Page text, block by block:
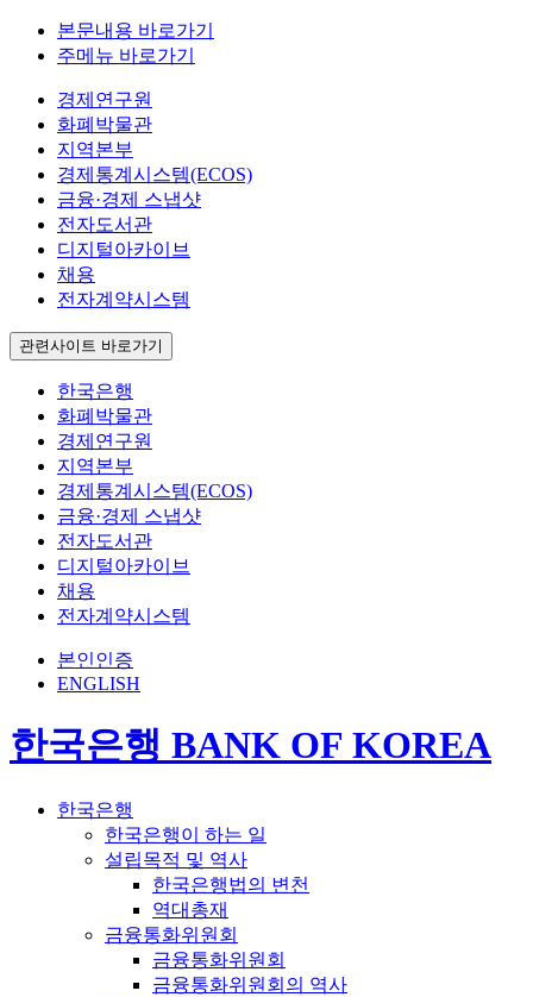
본문내용 바로가기
주메뉴 바로가기
경제연구원
화폐박물관
지역본부
경제통계시스템(ECOS)
금융·경제 스냅샷
전자도서관
디지털아카이브
채용
전자계약시스템
관련사이트 바로가기
한국은행
화폐박물관
경제연구원
지역본부
경제통계시스템(ECOS)
금융·경제 스냅샷
전자도서관
디지털아카이브
채용
전자계약시스템
본인인증
ENGLISH
한국은행 BANK OF KOREA
한국은행
한국은행이 하는 일
설립목적 및 역사
한국은행법의 변천
역대총재
금융통화위원회
금융통화위원회
금융통화위원회의 역사